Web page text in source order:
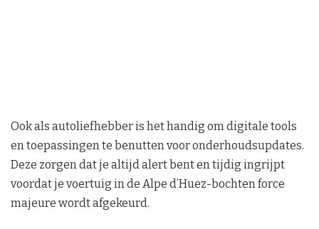
Ook als autoliefhebber is het handig om digitale tools
en toepassingen te benutten voor onderhoudsupdates.
Deze zorgen dat je altijd alert bent en tijdig ingrijpt
voordat je voertuig in de Alpe d’Huez-bochten force
majeure wordt afgekeurd.